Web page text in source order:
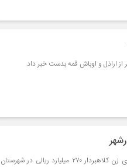
فرمانده انتظامی استان آذربایجان شرقی از شناسایی و دستگیری زن کلاهبردار ۲۷۰ میلیارد ریالی در شهرستان